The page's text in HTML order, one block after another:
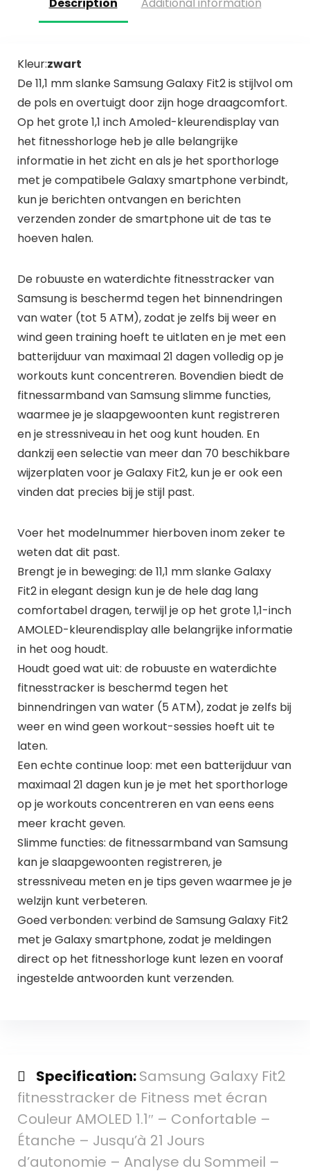
Description Additional information
Kleur:zwart
De 11,1 mm slanke Samsung Galaxy Fit2 is stijlvol om
de pols en overtuigt door zijn hoge draagcomfort.
Op het grote 1,1 inch Amoled-kleurendisplay van
het fitnesshorloge heb je alle belangrijke
informatie in het zicht en als je het sporthorloge
met je compatibele Galaxy smartphone verbindt,
kun je berichten ontvangen en berichten
verzenden zonder de smartphone uit de tas te
hoeven halen.
De robuuste en waterdichte fitnesstracker van
Samsung is beschermd tegen het binnendringen
van water (tot 5 ATM), zodat je zelfs bij weer en
wind geen training hoeft te uitlaten en je met een
batterijduur van maximaal 21 dagen volledig op je
workouts kunt concentreren. Bovendien biedt de
fitnessarmband van Samsung slimme functies,
waarmee je je slaapgewoonten kunt registreren
en je stressniveau in het oog kunt houden. En
dankzij een selectie van meer dan 70 beschikbare
wijzerplaten voor je Galaxy Fit2, kun je er ook een
vinden dat precies bij je stijl past.
Voer het modelnummer hierboven inom zeker te
weten dat dit past.
Brengt je in beweging: de 11,1 mm slanke Galaxy
Fit2 in elegant design kun je de hele dag lang
comfortabel dragen, terwijl je op het grote 1,1-inch
AMOLED-kleurendisplay alle belangrijke informatie
in het oog houdt.
Houdt goed wat uit: de robuuste en waterdichte
fitnesstracker is beschermd tegen het
binnendringen van water (5 ATM), zodat je zelfs bij
weer en wind geen workout-sessies hoeft uit te
laten.
Een echte continue loop: met een batterijduur van
maximaal 21 dagen kun je je met het sporthorloge
op je workouts concentreren en van eens eens
meer kracht geven.
Slimme functies: de fitnessarmband van Samsung
kan je slaapgewoonten registreren, je
stressniveau meten en je tips geven waarmee je je
welzijn kunt verbeteren.
Goed verbonden: verbind de Samsung Galaxy Fit2
met je Galaxy smartphone, zodat je meldingen
direct op het fitnesshorloge kunt lezen en vooraf
ingestelde antwoorden kunt verzenden.
Specification:Samsung Galaxy Fit2
fitnesstracker de Fitness met écran
Couleur AMOLED 1.1″ – Confortable –
Étanche – Jusqu’à 21 Jours
d’autonomie – Analyse du Sommeil –